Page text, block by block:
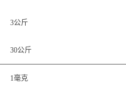
3公斤
30公斤
1毫克